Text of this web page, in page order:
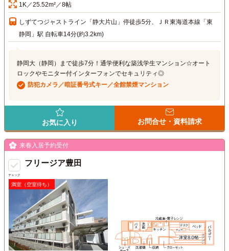
1K／25.52m²／8帖
しずてつジャストライン「静大片山」停徒歩5分、ＪＲ東海道本線「東
静岡」駅 自転車14分(約3.2km)
静岡大（静岡）まで徒歩7分！通学便利な築浅学生マンション☆オート
ロックやモニター付インターフォンでセキュリティ◎
防犯カメラ／暗証番号式キー／全館禁煙マンション
お気に入り お問合せ・資料請求
チェック
来春入居予約受付
フリージア豊田
満室（空室待ち）